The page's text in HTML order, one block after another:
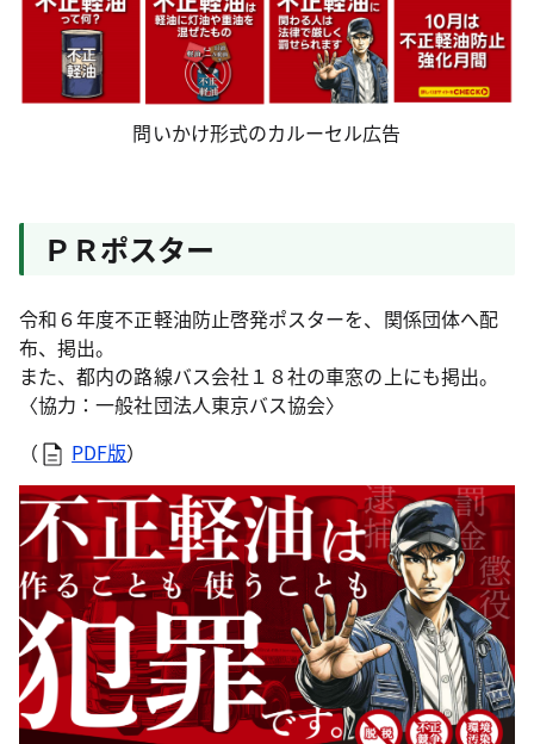
問いかけ形式のカルーセル広告
ＰＲポスター
令和６年度不正軽油防止啓発ポスターを、関係団体へ配
布、掲出。
また、都内の路線バス会社１８社の車窓の上にも掲出。
〈協力：一般社団法人東京バス協会〉
（
PDF版）